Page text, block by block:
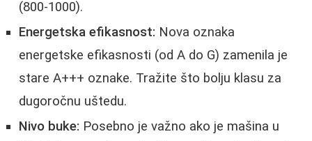
(800-1000).
Energetska efikasnost: Nova oznaka
energetske efikasnosti (od A do G) zamenila je
stare A+++ oznake. Tražite što bolju klasu za
dugoročnu uštedu.
Nivo buke: Posebno je važno ako je mašina u